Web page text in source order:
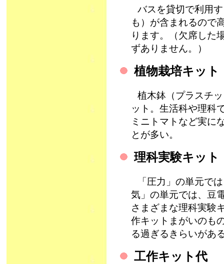
バスを貸切で利用
も）が含まれるので
ります。（欠席した
ずありません
植物栽培キット
植木鉢（プラスチ
ット。生活科や理科
ミニトマトなど実に
とが多い。
理科実験キット
「圧力」の単元で
気」の単元では、豆
さまざまな理科実験
作キットまがいのも
る過ぎるきらいがあ
工作キット代